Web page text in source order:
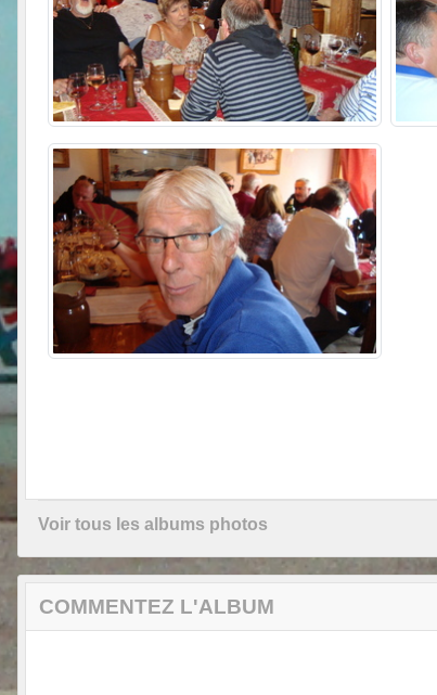
Voir tous les albums photos
COMMENTEZ L'ALBUM